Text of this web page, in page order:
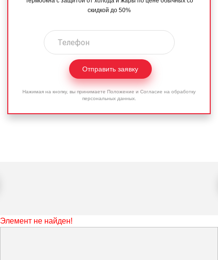
скидкой до 50%
Отправить заявку
Нажимая на кнопку, вы принимаете Положение и Согласие на обработку
персональных данных.
Элемент не найден!